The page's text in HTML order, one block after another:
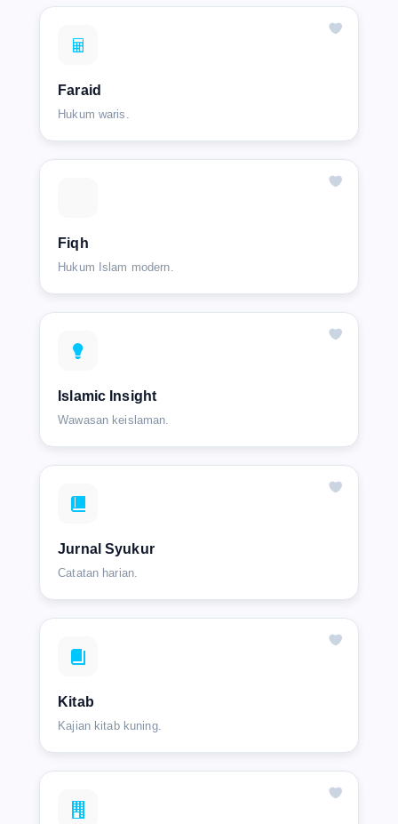
Faraid
Hukum waris.
Fiqh
Hukum Islam modern.
Islamic Insight
Wawasan keislaman.
Jurnal Syukur
Catatan harian.
Kitab
Kajian kitab kuning.